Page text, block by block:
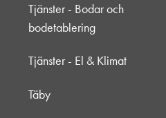
Tjänster - Bodar och
bodetablering
Tjänster - El & Klimat
Täby